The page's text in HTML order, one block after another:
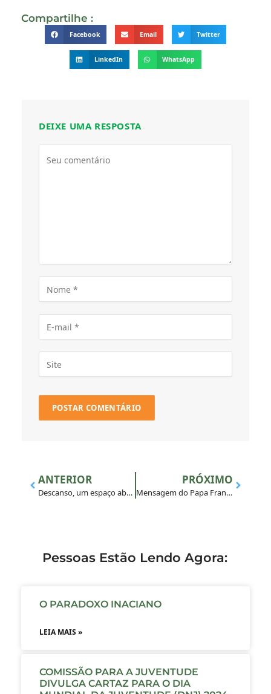
Compartilhe :
Facebook Email Twitter
LinkedIn WhatsApp
DEIXE UMA RESPOSTA
ANTERIOR
Descanso, um espaço aberto ao discernimento
PRÓXIMO
Mensagem do Papa Francisco para a XXXIX Jornada Mundial da Juventude
Pessoas Estão Lendo Agora:
O PARADOXO INACIANO
LEIA MAIS »
COMISSÃO PARA A JUVENTUDE
DIVULGA CARTAZ PARA O DIA